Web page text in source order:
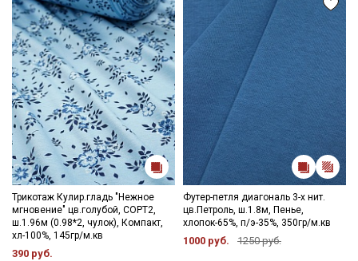
Трикотаж Кулир.гладь "Нежное
мгновение" цв.голубой, СОРТ2,
ш.1.96м (0.98*2, чулок), Компакт,
хл-100%, 145гр/м.кв
390 руб.
Футер-петля диагональ 3-х нит.
цв.Петроль, ш.1.8м, Пенье,
хлопок-65%, п/э-35%, 350гр/м.кв
1000 руб. 1250 руб.